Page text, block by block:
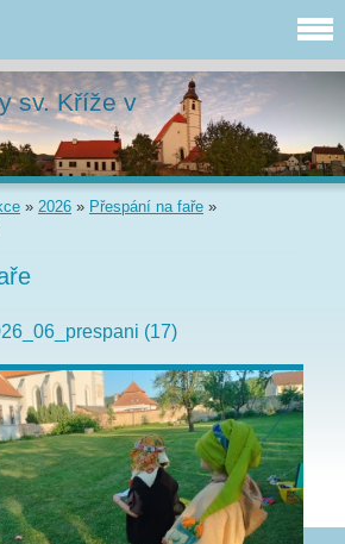
sv. Kříže v
» 2026 » Přespání na faře »
(17)